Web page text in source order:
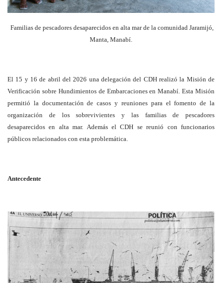
Familias de pescadores desaparecidos en alta mar de la comunidad Jaramijó,
Manta, Manabí.
El 15 y 16 de abril del 2026 una delegación del CDH realizó la Misión de
Verificación sobre Hundimientos de Embarcaciones en Manabí. Esta Misión
permitió la documentación de casos y reuniones para el fomento de la
organización de los sobrevivientes y las familias de pescadores
desaparecidos en alta mar. Además el CDH se reunió con funcionarios
públicos relacionados con esta problemática.
Antecedente